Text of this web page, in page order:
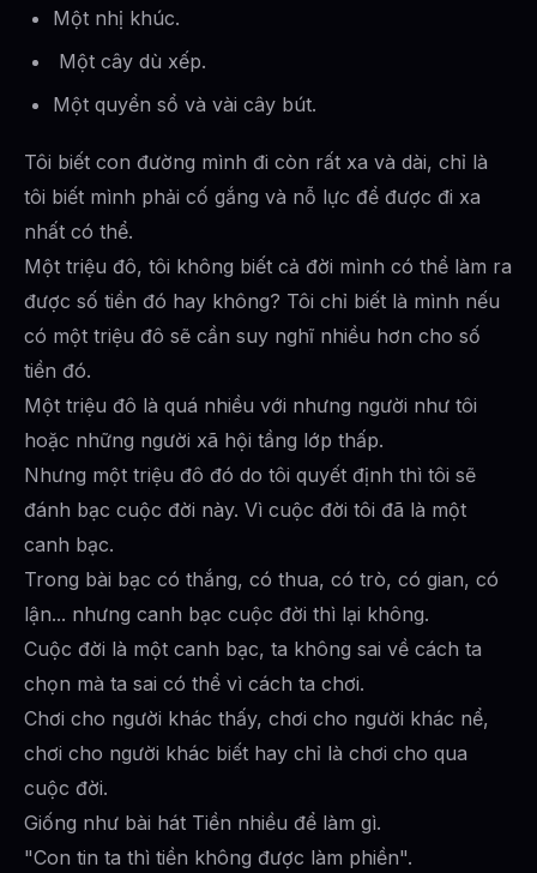
Một nhị khúc.
Một cây dù xếp.
Một quyển sổ và vài cây bút.
Tôi biết con đường mình đi còn rất xa và dài, chỉ là
tôi biết mình phải cố gắng và nỗ lực để được đi xa
nhất có thể.
Một triệu đô, tôi không biết cả đời mình có thể làm ra
được số tiền đó hay không? Tôi chỉ biết là mình nếu
có một triệu đô sẽ cần suy nghĩ nhiều hơn cho số
tiền đó.
Một triệu đô là quá nhiều với nhưng người như tôi
hoặc những người xã hội tầng lớp thấp.
Nhưng một triệu đô đó do tôi quyết định thì tôi sẽ
đánh bạc cuộc đời này. Vì cuộc đời tôi đã là một
canh bạc.
Trong bài bạc có thắng, có thua, có trò, có gian, có
lận... nhưng canh bạc cuộc đời thì lại không.
Cuộc đời là một canh bạc, ta không sai về cách ta
chọn mà ta sai có thể vì cách ta chơi.
Chơi cho người khác thấy, chơi cho người khác nể,
chơi cho người khác biết hay chỉ là chơi cho qua
cuộc đời.
Giống như bài hát Tiền nhiều để làm gì.
"Con tin ta thì tiền không được làm phiền".